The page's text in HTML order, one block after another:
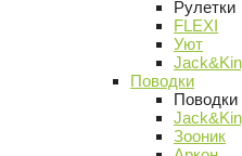
Рулетки
FLEXI
Уют
Поводки
Поводки
Зооник